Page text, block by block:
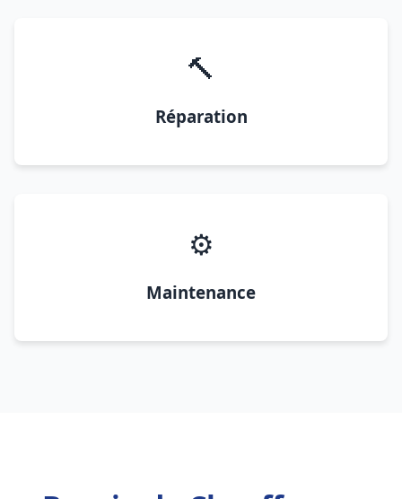
🔨
Réparation
⚙️
Maintenance